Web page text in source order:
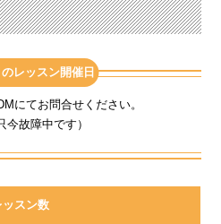
レッスン開催日
にてお問合せください。
今故障中です）
ッスン数